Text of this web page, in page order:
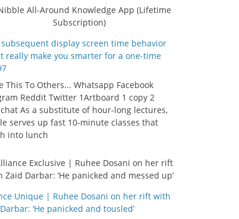
display screen time behavior
really make you smarter for a one-time
This To Others... Whatsapp Facebook
Reddit Twitter 1Artboard 1 copy 2
As a substitute of hour-long lectures,
serves up fast 10-minute classes that
into lunch
Unique | Ruhee Dosani on her rift with
‘He panicked and tousled’